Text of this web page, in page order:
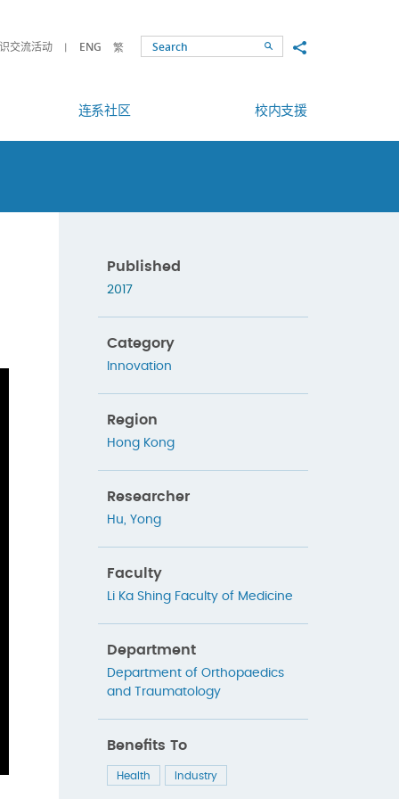
交流活动 ENG 繁 SearchShare to
连系社区 校内支援
Published
2017
Category
Innovation
Region
Hong Kong
Researcher
Hu, Yong
Faculty
Li Ka Shing Faculty of Medicine
Department
Department of Orthopaedics
and Traumatology
Benefits To
Health Industry